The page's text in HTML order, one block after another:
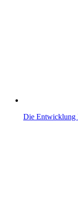
Die Entwicklung